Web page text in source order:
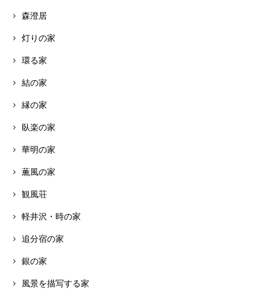
森澄居
灯りの家
環る家
結の家
縁の家
臥楽の家
華明の家
薫風の家
観風荘
軽井沢・時の家
追分宿の家
銀の家
風景を描写する家